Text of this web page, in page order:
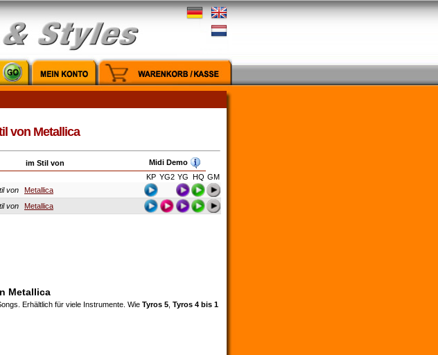
von Metallica
im Stil von
Midi Demo
KP YG2 YG HQ GM
von
Metallica
von Metallica
Metallica
Erhältlich für viele Instrumente. Wie Tyros 5 Tyros 4 bis 1